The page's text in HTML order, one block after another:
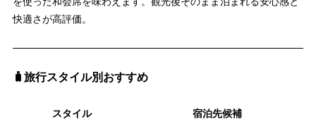
快適さが高評価。
🧳旅行スタイル別おすすめ
スタイル
宿泊先候補